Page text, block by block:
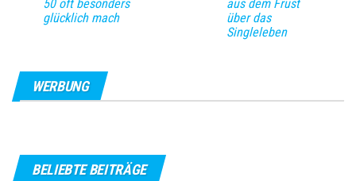
50 oft besonders
glücklich mach
aus dem Frust
über das
Singleleben
WERBUNG
BELIEBTE BEITRÄGE